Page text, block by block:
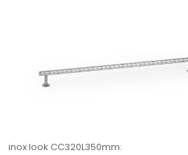
inox look CC320L350mm: